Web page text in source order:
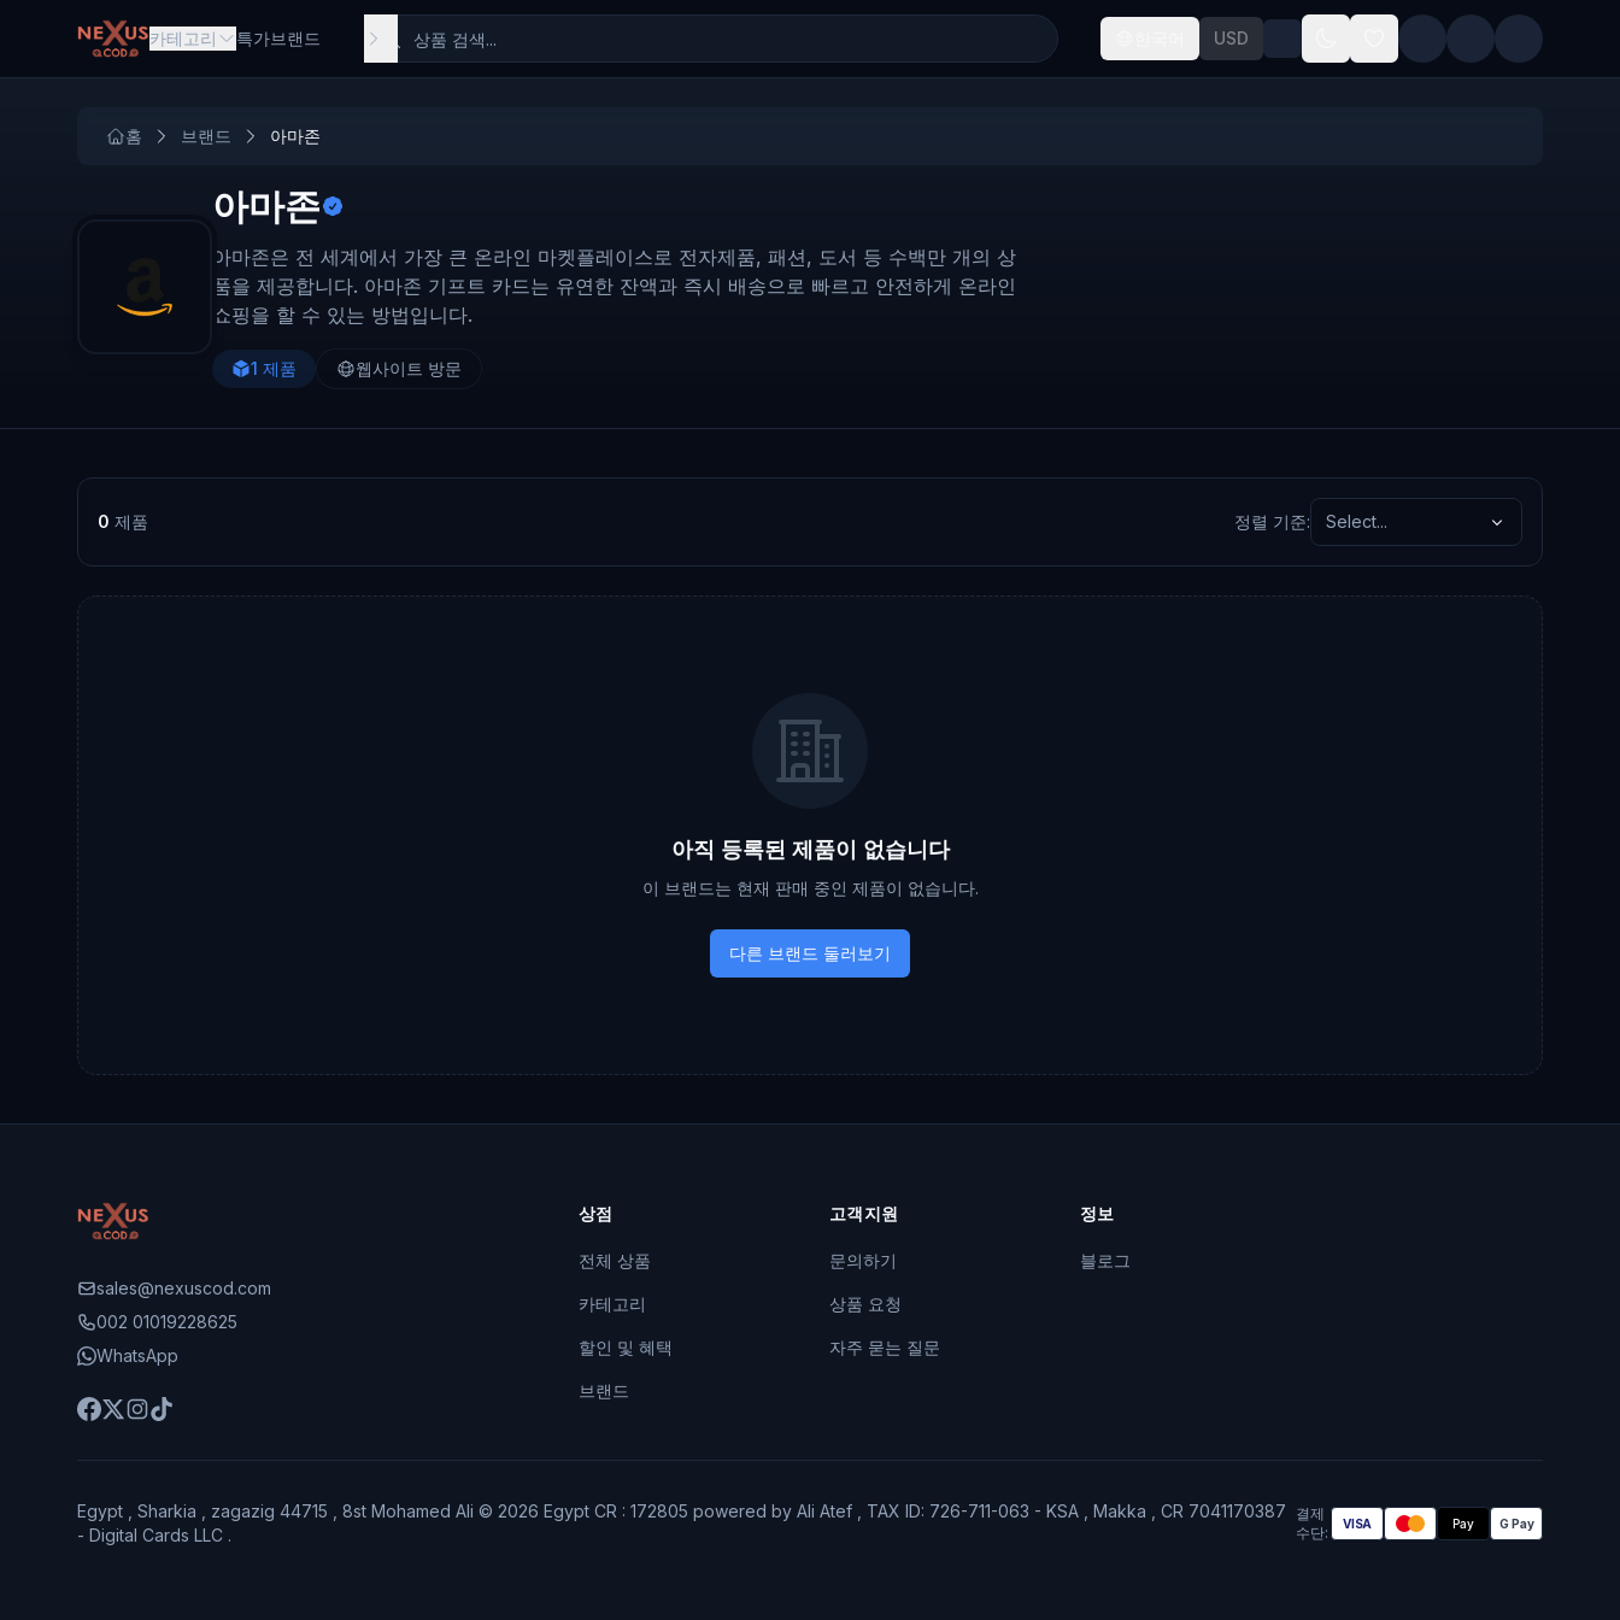
카테고리 특가브랜드 USD
홈 브랜드 아마존
아마존
아마존은 전 세계에서 가장 큰 온라인 마켓플레이스로 전자제품, 패션, 도서 등 수백만 개의 상
품을 제공합니다. 아마존 기프트 카드는 유연한 잔액과 즉시 배송으로 빠르고 안전하게 온라인
쇼핑을 할 수 있는 방법입니다.
1 제품 웹사이트 방문
0 제품 정렬 기준: Select...
아직 등록된 제품이 없습니다
이 브랜드는 현재 판매 중인 제품이 없습니다.
다른 브랜드 둘러보기
sales@nexuscod.com
002 01019228625
WhatsApp
상점
전체 상품
카테고리
할인 및 혜택
브랜드
고객지원
문의하기
상품 요청
자주 묻는 질문
정보
블로그
Egypt , Sharkia , zagazig 44715 , 8st Mohamed Ali © 2026 Egypt CR : 172805 powered by Ali Atef , TAX ID: 726-711-063 - KSA , Makka , CR 7041170387
- Digital Cards LLC .
결제
수단:
VISA Pay G Pay